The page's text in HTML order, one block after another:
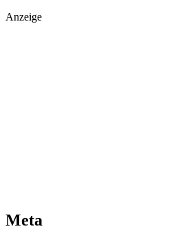
Anzeige
Meta